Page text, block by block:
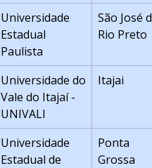
Universidade
Estadual
Paulista
São José
Rio Preto
Universidade do
Vale do Itajaí -
UNIVALI
Itajai
Universidade
Estadual de
Ponta
Grossa